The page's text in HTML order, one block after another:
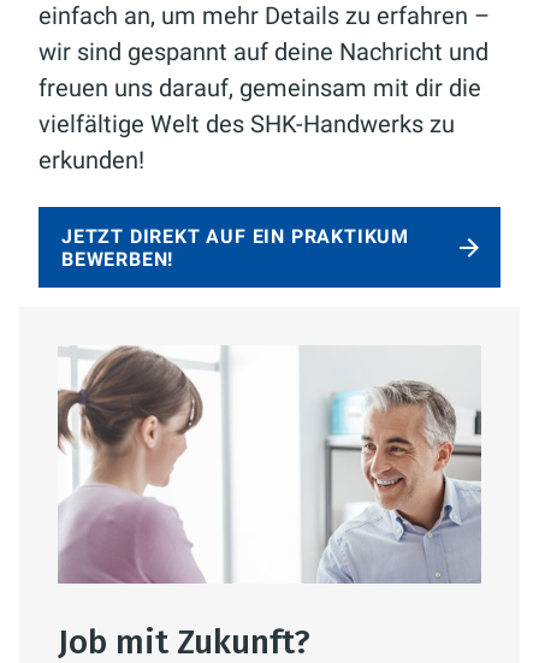
einfach an, um mehr Details zu erfahren –
wir sind gespannt auf deine Nachricht und
freuen uns darauf, gemeinsam mit dir die
vielfältige Welt des SHK-Handwerks zu
erkunden!
JETZT DIREKT AUF EIN PRAKTIKUM
BEWERBEN!
Job mit Zukunft?